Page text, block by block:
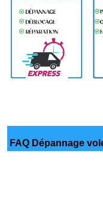
FAQ Dépannage